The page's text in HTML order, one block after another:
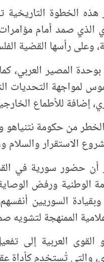
هذه الخطوة
الذي صمد أمام
وعلى رأسها القضية
المصير العربي،
لمواجهة التحديات
إضافة للأطماع
من حكومة
الاستقرار
أن حضور سورية في
الوطنية ورفض
السوريين
الممنهجة
العربية إلى